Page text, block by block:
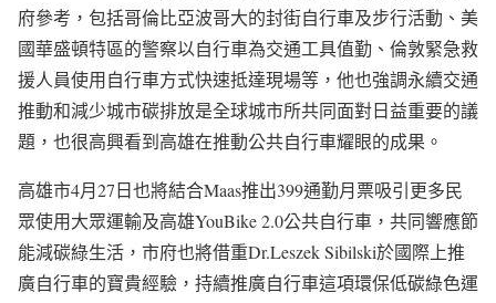
府參考，包括哥倫比亞波哥大的封街自行車及步行活動、美
國華盛頓特區的警察以自行車為交通工具值勤、倫敦緊急救
援人員使用自行車方式快速抵達現場等，他也強調永續交通
推動和減少城市碳排放是全球城市所共同面對日益重要的議
題，也很高興看到高雄在推動公共自行車耀眼的成果。
高雄市4月27日也將結合Maas推出399通勤月票吸引更多民
眾使用大眾運輸及高雄YouBike 2.0公共自行車，共同響應節
能減碳綠生活，市府也將借重Dr.Leszek Sibilski於國際上推
廣自行車的寶貴經驗，持續推廣自行車這項環保低碳綠色運